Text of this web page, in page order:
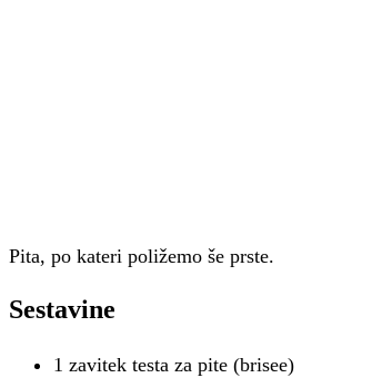
Pita, po kateri poližemo še prste.
Sestavine
1 zavitek testa za pite (brisee)